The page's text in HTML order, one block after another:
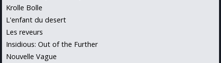
Krolle Bolle
L'enfant du desert
Les reveurs
Insidious: Out of the Further
Nouvelle Vague